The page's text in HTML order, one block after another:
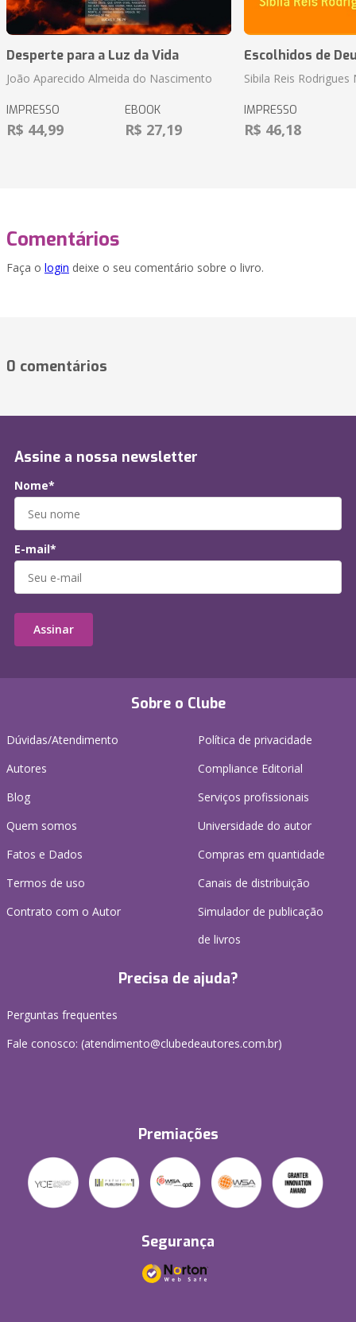
Desperte para a Luz da Vida
João Aparecido Almeida do Nascimento
IMPRESSO
R$ 44,99
EBOOK
R$ 27,19
Escolhidos de
Sibila Reis
IMPRESSO
R$ 46,18
Comentários
Faça o login deixe o seu comentário sobre o livro.
0 comentários
Sobre o Clube
Dúvidas/Atendimento
Autores
Blog
Quem somos
Fatos e Dados
Termos de uso
Contrato com o Autor
Política de privacidade
Compliance Editorial
Serviços profissionais
Universidade do autor
Compras em quantidade
Canais de distribuição
Simulador de publicação
de livros
Precisa de ajuda?
Perguntas frequentes
Fale conosco: (atendimento@clubedeautores.com.br)
Premiações
Segurança
Assine a nossa newsletter
Nome*
E-mail*
Assinar